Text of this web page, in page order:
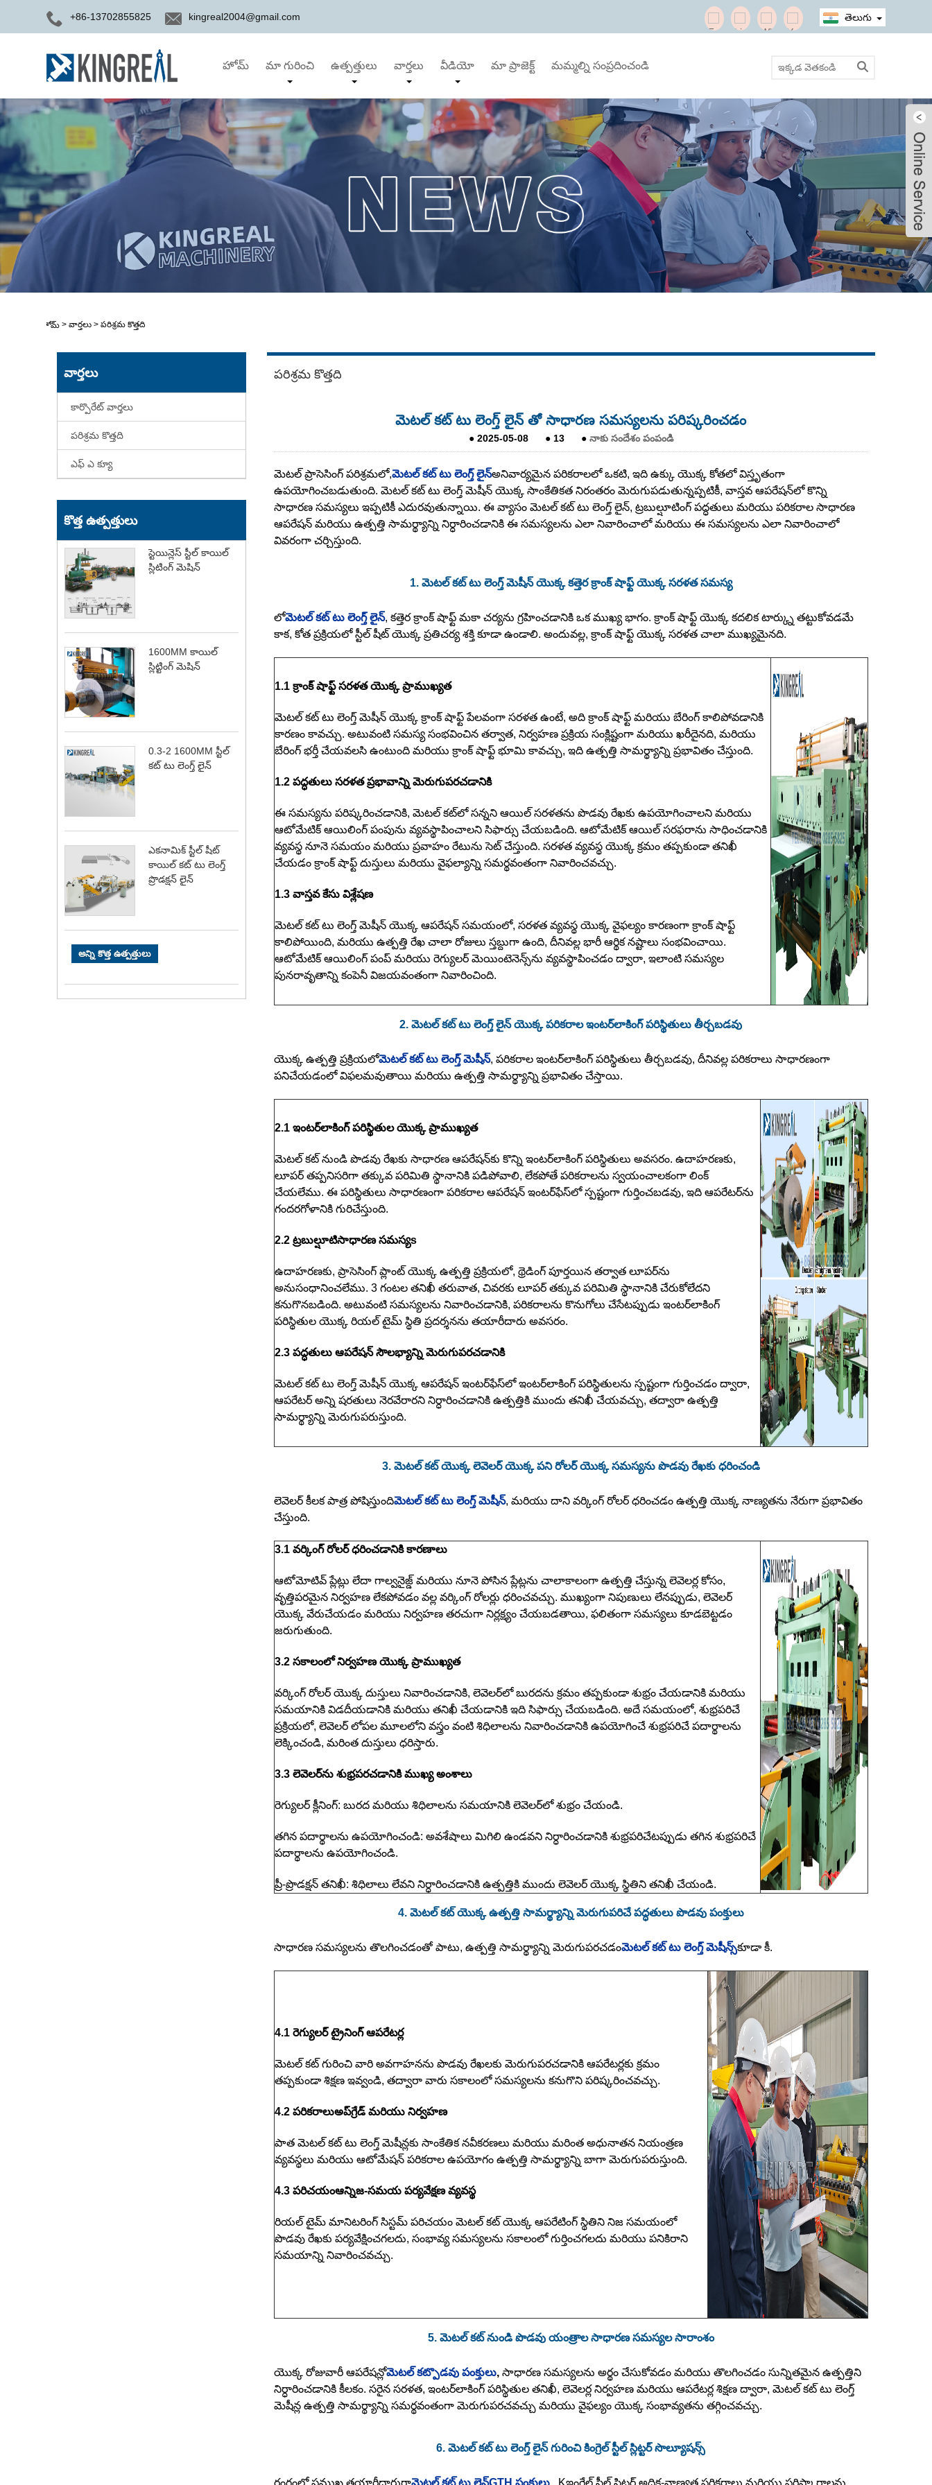
+86-13702855825 kingreal2004@gmail.com తెలుగు
హోమ్ మా గురించి ఉత్పత్తులు వార్తలు వీడియో మా ప్రాజెక్ట్ మమ్మల్ని సంప్రదించండి
హోమ్ > వార్తలు > పరిశ్రమ కొత్తది
వార్తలు
కార్పొరేట్ వార్తలు
పరిశ్రమ కొత్తది
ఎఫ్ ఎ క్యూ
కొత్త ఉత్పత్తులు
స్టెయిన్లెస్ స్టీల్ కాయిల్
స్లిటింగ్ మెషిన్
1600MM కాయిల్
స్లిట్టింగ్ మెషిన్
0.3-2 1600MM స్టీల్
కట్ టు లెంగ్త్ లైన్
ఎకనామిక్ స్టీల్ షీట్
కాయిల్ కట్ టు లెంగ్త్
ప్రొడక్షన్ లైన్
అన్ని కొత్త ఉత్పత్తులు
పరిశ్రమ కొత్తది
మెటల్ కట్ టు లెంగ్త్ లైన్ తో సాధారణ సమస్యలను పరిష్కరించడం
● 2025-05-08 ● 13 ● నాకు సందేశం పంపండి
మెటల్ ప్రాసెసింగ్ పరిశ్రమలో,మెటల్ కట్ టు లెంగ్త్ లైన్అనివార్యమైన పరికరాలలో ఒకటి, ఇది ఉక్కు యొక్క కోతలో విస్తృతంగా
ఉపయోగించబడుతుంది. మెటల్ కట్ టు లెంగ్త్ మెషీన్ యొక్క సాంకేతికత నిరంతరం మెరుగుపడుతున్నప్పటికీ, వాస్తవ ఆపరేషన్‌లో కొన్ని
సాధారణ సమస్యలు ఇప్పటికీ ఎదురవుతున్నాయి. ఈ వ్యాసం మెటల్ కట్ టు లెంగ్త్ లైన్, ట్రబుల్షూటింగ్ పద్ధతులు మరియు పరికరాల సాధారణ
ఆపరేషన్ మరియు ఉత్పత్తి సామర్థ్యాన్ని నిర్ధారించడానికి ఈ సమస్యలను ఎలా నివారించాలో మరియు ఈ సమస్యలను ఎలా నివారించాలో
వివరంగా చర్చిస్తుంది.
1. మెటల్ కట్ టు లెంగ్త్ మెషీన్ యొక్క కత్తెర క్రాంక్ షాఫ్ట్ యొక్క సరళత సమస్య
లోమెటల్ కట్ టు లెంగ్త్ లైన్, కత్తెర క్రాంక్ షాఫ్ట్ మకా చర్యను గ్రహించడానికి ఒక ముఖ్య భాగం. క్రాంక్ షాఫ్ట్ యొక్క కదలిక టార్క్ను తట్టుకోవడమే
కాక, కోత ప్రక్రియలో స్టీల్ షీట్ యొక్క ప్రతిచర్య శక్తి కూడా ఉండాలి. అందువల్ల, క్రాంక్ షాఫ్ట్ యొక్క సరళత చాలా ముఖ్యమైనది.
1.1 క్రాంక్ షాఫ్ట్ సరళత యొక్క ప్రాముఖ్యత
మెటల్ కట్ టు లెంగ్త్ మెషీన్ యొక్క క్రాంక్ షాఫ్ట్ పేలవంగా సరళత ఉంటే, అది క్రాంక్ షాఫ్ట్ మరియు బేరింగ్ కాలిపోవడానికి
కారణం కావచ్చు. అటువంటి సమస్య సంభవించిన తర్వాత, నిర్వహణ ప్రక్రియ సంక్లిష్టంగా మరియు ఖరీదైనది, మరియు
బేరింగ్ భర్తీ చేయవలసి ఉంటుంది మరియు క్రాంక్ షాఫ్ట్ భూమి కావచ్చు, ఇది ఉత్పత్తి సామర్థ్యాన్ని ప్రభావితం చేస్తుంది.
1.2 పద్ధతులు సరళత ప్రభావాన్ని మెరుగుపరచడానికి
ఈ సమస్యను పరిష్కరించడానికి, మెటల్ కట్‌లో సన్నని ఆయిల్ సరళతను పొడవు రేఖకు ఉపయోగించాలని మరియు
ఆటోమేటిక్ ఆయిలింగ్ పంపును వ్యవస్థాపించాలని సిఫార్సు చేయబడింది. ఆటోమేటిక్ ఆయిల్ సరఫరాను సాధించడానికి
వ్యవస్థ నూనె సమయం మరియు ప్రవాహం రేటును సెట్ చేస్తుంది. సరళత వ్యవస్థ యొక్క క్రమం తప్పకుండా తనిఖీ
చేయడం క్రాంక్ షాఫ్ట్ దుస్తులు మరియు వైఫల్యాన్ని సమర్థవంతంగా నివారించవచ్చు.
1.3 వాస్తవ కేసు విశ్లేషణ
మెటల్ కట్ టు లెంగ్త్ మెషీన్ యొక్క ఆపరేషన్ సమయంలో, సరళత వ్యవస్థ యొక్క వైఫల్యం కారణంగా క్రాంక్ షాఫ్ట్
కాలిపోయింది, మరియు ఉత్పత్తి రేఖ చాలా రోజులు స్తబ్దుగా ఉంది, దీనివల్ల భారీ ఆర్థిక నష్టాలు సంభవించాయి.
ఆటోమేటిక్ ఆయిలింగ్ పంప్ మరియు రెగ్యులర్ మెయింటెనెన్స్‌ను వ్యవస్థాపించడం ద్వారా, ఇలాంటి సమస్యల
పునరావృతాన్ని కంపెనీ విజయవంతంగా నివారించింది.
2. మెటల్ కట్ టు లెంగ్త్ లైన్ యొక్క పరికరాల ఇంటర్‌లాకింగ్ పరిస్థితులు తీర్చబడవు
యొక్క ఉత్పత్తి ప్రక్రియలోమెటల్ కట్ టు లెంగ్త్ మెషీన్, పరికరాల ఇంటర్‌లాకింగ్ పరిస్థితులు తీర్చబడవు, దీనివల్ల పరికరాలు సాధారణంగా
పనిచేయడంలో విఫలమవుతాయి మరియు ఉత్పత్తి సామర్థ్యాన్ని ప్రభావితం చేస్తాయి.
2.1 ఇంటర్‌లాకింగ్ పరిస్థితుల యొక్క ప్రాముఖ్యత
మెటల్ కట్ నుండి పొడవు రేఖకు సాధారణ ఆపరేషన్‌కు కొన్ని ఇంటర్‌లాకింగ్ పరిస్థితులు అవసరం. ఉదాహరణకు,
లూపర్ తప్పనిసరిగా తక్కువ పరిమితి స్థానానికి పడిపోవాలి, లేకపోతే పరికరాలను స్వయంచాలకంగా లింక్
చేయలేము. ఈ పరిస్థితులు సాధారణంగా పరికరాల ఆపరేషన్ ఇంటర్‌ఫేస్‌లో స్పష్టంగా గుర్తించబడవు, ఇది ఆపరేటర్‌ను
గందరగోళానికి గురిచేస్తుంది.
2.2 ట్రబుల్షూటిసాధారణ సమస్యs
ఉదాహరణకు, ప్రాసెసింగ్ ప్లాంట్ యొక్క ఉత్పత్తి ప్రక్రియలో, థ్రెడింగ్ పూర్తయిన తర్వాత లూపర్‌ను
అనుసంధానించలేము. 3 గంటల తనిఖీ తరువాత, చివరకు లూపర్ తక్కువ పరిమితి స్థానానికి చేరుకోలేదని
కనుగొనబడింది. అటువంటి సమస్యలను నివారించడానికి, పరికరాలను కొనుగోలు చేసేటప్పుడు ఇంటర్‌లాకింగ్
పరిస్థితుల యొక్క రియల్ టైమ్ స్థితి ప్రదర్శనను తయారీదారు అవసరం.
2.3 పద్ధతులు ఆపరేషన్ సౌలభ్యాన్ని మెరుగుపరచడానికి
మెటల్ కట్ టు లెంగ్త్ మెషీన్ యొక్క ఆపరేషన్ ఇంటర్‌ఫేస్‌లో ఇంటర్‌లాకింగ్ పరిస్థితులను స్పష్టంగా గుర్తించడం ద్వారా,
ఆపరేటర్ అన్ని షరతులు నెరవేరారని నిర్ధారించడానికి ఉత్పత్తికి ముందు తనిఖీ చేయవచ్చు, తద్వారా ఉత్పత్తి
సామర్థ్యాన్ని మెరుగుపరుస్తుంది.
3. మెటల్ కట్ యొక్క లెవెలర్ యొక్క పని రోలర్ యొక్క సమస్యను పొడవు రేఖకు ధరించండి
లెవెలర్ కీలక పాత్ర పోషిస్తుందిమెటల్ కట్ టు లెంగ్త్ మెషీన్, మరియు దాని వర్కింగ్ రోలర్ ధరించడం ఉత్పత్తి యొక్క నాణ్యతను నేరుగా ప్రభావితం
చేస్తుంది.
3.1 వర్కింగ్ రోలర్ ధరించడానికి కారణాలు
ఆటోమోటివ్ ప్లేట్లు లేదా గాల్వనైజ్డ్ మరియు నూనె పోసిన ప్లేట్లను చాలాకాలంగా ఉత్పత్తి చేస్తున్న లెవెలర్ల కోసం,
వృత్తిపరమైన నిర్వహణ లేకపోవడం వల్ల వర్కింగ్ రోలర్లు ధరించవచ్చు. ముఖ్యంగా నిపుణులు లేనప్పుడు, లెవెలర్
యొక్క వేరుచేయడం మరియు నిర్వహణ తరచుగా నిర్లక్ష్యం చేయబడతాయి, ఫలితంగా సమస్యలు కూడబెట్టడం
జరుగుతుంది.
3.2 సకాలంలో నిర్వహణ యొక్క ప్రాముఖ్యత
వర్కింగ్ రోలర్ యొక్క దుస్తులు నివారించడానికి, లెవెలర్‌లో బురదను క్రమం తప్పకుండా శుభ్రం చేయడానికి మరియు
సమయానికి విడదీయడానికి మరియు తనిఖీ చేయడానికి ఇది సిఫార్సు చేయబడింది. అదే సమయంలో, శుభ్రపరిచే
ప్రక్రియలో, లెవెలర్ లోపల మూలలోని వస్త్రం వంటి శిధిలాలను నివారించడానికి ఉపయోగించే శుభ్రపరిచే పదార్థాలను
లెక్కించండి, మరింత దుస్తులు ధరిస్తారు.
3.3 లెవెలర్‌ను శుభ్రపరచడానికి ముఖ్య అంశాలు
రెగ్యులర్ క్లీనింగ్: బురద మరియు శిధిలాలను సమయానికి లెవెలర్‌లో శుభ్రం చేయండి.
తగిన పదార్థాలను ఉపయోగించండి: అవశేషాలు మిగిలి ఉండవని నిర్ధారించడానికి శుభ్రపరిచేటప్పుడు తగిన శుభ్రపరిచే
పదార్థాలను ఉపయోగించండి.
ప్రీ-ప్రొడక్షన్ తనిఖీ: శిధిలాలు లేవని నిర్ధారించడానికి ఉత్పత్తికి ముందు లెవెలర్ యొక్క స్థితిని తనిఖీ చేయండి.
4. మెటల్ కట్ యొక్క ఉత్పత్తి సామర్థ్యాన్ని మెరుగుపరిచే పద్ధతులు పొడవు పంక్తులు
సాధారణ సమస్యలను తొలగించడంతో పాటు, ఉత్పత్తి సామర్థ్యాన్ని మెరుగుపరచడంమెటల్ కట్ టు లెంగ్త్ మెషీన్స్కూడా కీ.
4.1 రెగ్యులర్ ట్రైనింగ్ ఆపరేటర్ల
మెటల్ కట్ గురించి వారి అవగాహనను పొడవు రేఖలకు మెరుగుపరచడానికి ఆపరేటర్లకు క్రమం
తప్పకుండా శిక్షణ ఇవ్వండి, తద్వారా వారు సకాలంలో సమస్యలను కనుగొని పరిష్కరించవచ్చు.
4.2 పరికరాలుఅప్‌గ్రేడ్ మరియు నిర్వహణ
పాత మెటల్ కట్ టు లెంగ్త్ మెషీన్లకు సాంకేతిక నవీకరణలు మరియు మరింత అధునాతన నియంత్రణ
వ్యవస్థలు మరియు ఆటోమేషన్ పరికరాల ఉపయోగం ఉత్పత్తి సామర్థ్యాన్ని బాగా మెరుగుపరుస్తుంది.
4.3 పరిచయంఆన్నిజ-సమయ పర్యవేక్షణ వ్యవస్థ
రియల్ టైమ్ మానిటరింగ్ సిస్టమ్ పరిచయం మెటల్ కట్ యొక్క ఆపరేటింగ్ స్థితిని నిజ సమయంలో
పొడవు రేఖకు పర్యవేక్షించగలదు, సంభావ్య సమస్యలను సకాలంలో గుర్తించగలదు మరియు పనికిరాని
సమయాన్ని నివారించవచ్చు.
5. మెటల్ కట్ నుండి పొడవు యంత్రాల సాధారణ సమస్యల సారాంశం
యొక్క రోజువారీ ఆపరేషన్లోమెటల్ కట్పొడవు పంక్తులు, సాధారణ సమస్యలను అర్థం చేసుకోవడం మరియు తొలగించడం సున్నితమైన ఉత్పత్తిని
నిర్ధారించడానికి కీలకం. సరైన సరళత, ఇంటర్‌లాకింగ్ పరిస్థితుల తనిఖీ, లెవెలర్ల నిర్వహణ మరియు ఆపరేటర్ల శిక్షణ ద్వారా, మెటల్ కట్ టు లెంగ్త్
మెషీన్ల ఉత్పత్తి సామర్థ్యాన్ని సమర్థవంతంగా మెరుగుపరచవచ్చు మరియు వైఫల్యం యొక్క సంభావ్యతను తగ్గించవచ్చు.
6. మెటల్ కట్ టు లెంగ్త్ లైన్ గురించి కింగ్రెల్ స్టీల్ స్లిట్టర్ సొల్యూషన్స్
రంగంలో ప్రముఖ తయారీదారుగామెటల్ కట్ టు లెన్GTH పంక్తులు, Kఇంగ్రేల్ స్టీల్ స్లిట్టర్ అధిక-నాణ్యత పరికరాలు మరియు పరిష్కారాలను